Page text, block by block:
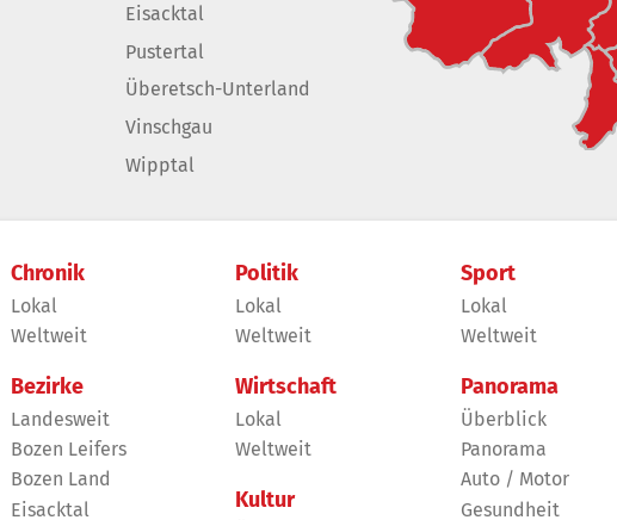
Eisacktal
Pustertal
Überetsch-Unterland
Vinschgau
Wipptal
Chronik
Lokal
Weltweit
Bezirke
Landesweit
Bozen Leifers
Bozen Land
Eisacktal
Politik
Lokal
Weltweit
Wirtschaft
Lokal
Weltweit
Kultur
Sport
Lokal
Weltweit
Panorama
Überblick
Panorama
Auto / Motor
Gesundheit